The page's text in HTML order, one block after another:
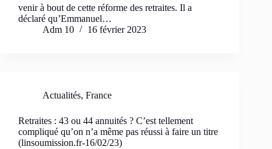
venir à bout de cette réforme des retraites. Il a
déclaré qu’Emmanuel…
Adm 10
16 février 2023
Actualités, France
Retraites : 43 ou 44 annuités ? C’est tellement
compliqué qu’on n’a même pas réussi à faire un titre
(linsoumission.fr-16/02/23)